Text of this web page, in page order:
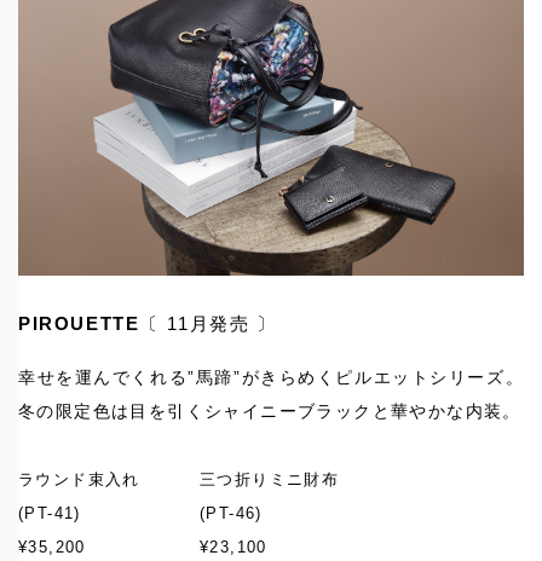
PIROUETTE 〔 11月発売 〕
幸せを運んでくれる”馬蹄”がきらめくピルエットシリーズ。
冬の限定色は目を引くシャイニーブラックと華やかな内装。
ラウンド束入れ
(PT-41)
¥35,200
三つ折りミニ財布
(PT-46)
¥23,100